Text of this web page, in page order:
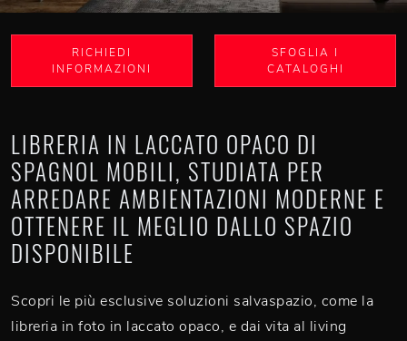
RICHIEDI
INFORMAZIONI
SFOGLIA I
CATALOGHI
LIBRERIA IN LACCATO OPACO DI
SPAGNOL MOBILI, STUDIATA PER
ARREDARE AMBIENTAZIONI MODERNE E
OTTENERE IL MEGLIO DALLO SPAZIO
DISPONIBILE
Scopri le più esclusive soluzioni salvaspazio, come la
libreria in foto in laccato opaco, e dai vita al living